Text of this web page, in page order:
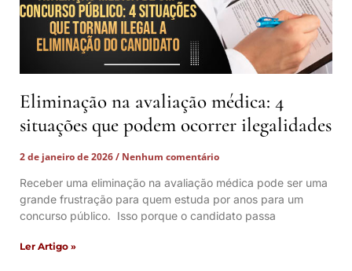
Eliminação na avaliação médica: 4
situações que podem ocorrer ilegalidades
2 de janeiro de 2026
Nenhum comentário
Receber uma eliminação na avaliação médica pode ser uma
grande frustração para quem estuda por anos para um
concurso público. Isso porque o candidato passa
Ler Artigo »